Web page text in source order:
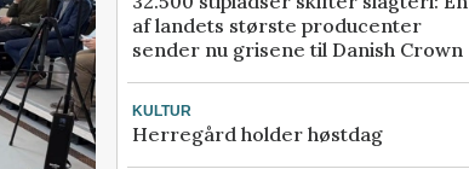
af landets største producenter
sender nu grisene til Danish Crown
KULTUR
Herregård holder høstdag